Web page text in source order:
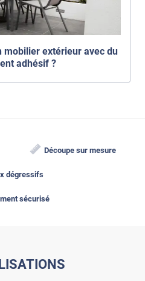
mobilier extérieur avec du
adhésif ?
Découpe sur mesure
dégressifs
sécurisé